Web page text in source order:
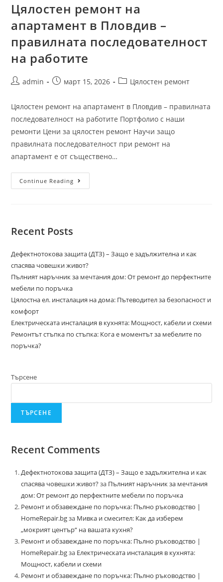
Цялостен ремонт на
апартамент в Пловдив –
правилната последователност
на работите
admin март 15, 2026 Цялостен ремонт
Цялостен ремонт на апартамент в Пловдив – правилната
последователност на работите Портфолио с наши
ремонти Цени за цялостен ремонт Научи защо
правилната последователност при ремонт на
апартамент е от съществено…
Continue Reading
Recent Posts
Дефектнотокова защита (ДТЗ) – Защо е задължителна и как
спасява човешки живот?
Пълният наръчник за мечтания дом: От ремонт до перфектните
мебели по поръчка
Цялостна ел. инсталация на дома: Пътеводител за безопасност и
комфорт
Електрическата инсталация в кухнята: Мощност, кабели и схеми
Ремонтът стъпка по стъпка: Кога е моментът за мебелите по
поръчка?
Търсене
ТЪРСЕНЕ
Recent Comments
Дефектнотокова защита (ДТЗ) – Защо е задължителна и как
спасява човешки живот?за Пълният наръчник за мечтания
дом: От ремонт до перфектните мебели по поръчка
Ремонт и обзавеждане по поръчка: Пълно ръководство |
HomeRepair.bgза Мивка и смесител: Как да изберем
„мокрият център“ на вашата кухня?
Ремонт и обзавеждане по поръчка: Пълно ръководство |
HomeRepair.bgза Електрическата инсталация в кухнята:
Мощност, кабели и схеми
Ремонт и обзавеждане по поръчка: Пълно ръководство |